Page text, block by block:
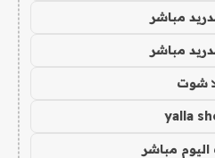
مباشر
مباشر
شوت
yalla
اليوم مباشر